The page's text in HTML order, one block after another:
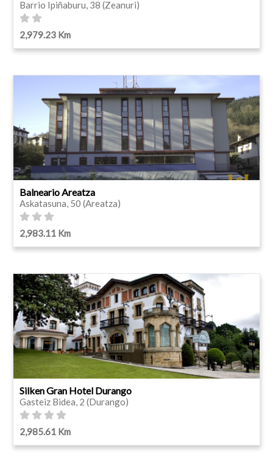
Barrio Ipiñaburu, 38 (Zeanuri)
2,979.23 Km
Balneario Areatza
Askatasuna, 50 (Areatza)
2,983.11 Km
Silken Gran Hotel Durango
Gasteiz Bidea, 2 (Durango)
2,985.61 Km